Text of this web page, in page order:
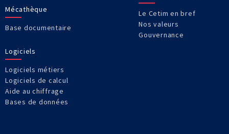
Mécathèque
Base documentaire
Logiciels
Logiciels métiers
Logiciels de calcul
Aide au chiffrage
Bases de données
Le Cetim en bref
Nos valeurs
Gouvernance